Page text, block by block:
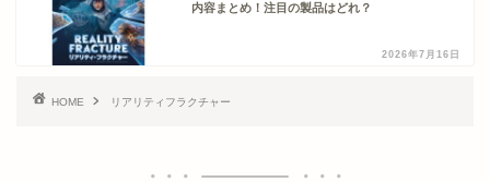
内容まとめ！注目の製品はどれ？
2026年7月16日
HOME リアリティフラクチャー